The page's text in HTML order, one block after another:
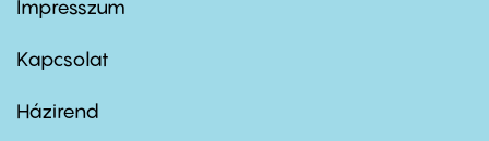
Footer
first
Impresszum
Kapcsolat
Footer
Házirend